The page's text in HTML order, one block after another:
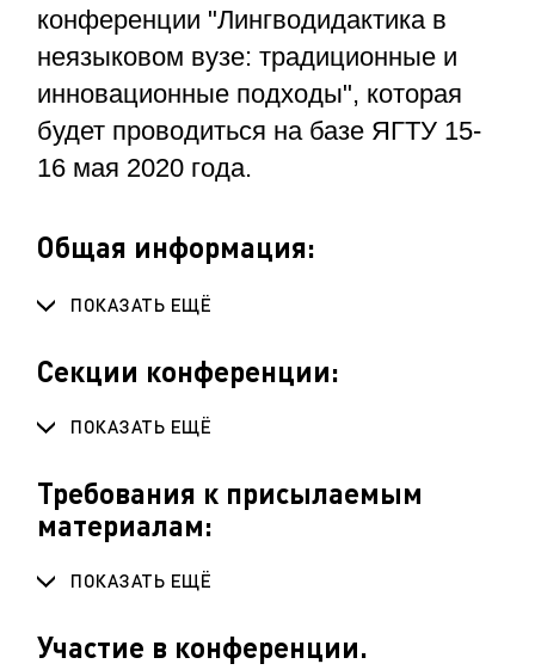
конференции "Лингводидактика в
неязыковом вузе: традиционные и
инновационные подходы", которая
будет проводиться на базе ЯГТУ 15-
16 мая 2020 года.
Общая информация:
ПОКАЗАТЬ ЕЩЁ
Секции конференции:
ПОКАЗАТЬ ЕЩЁ
Требования к присылаемым
материалам:
ПОКАЗАТЬ ЕЩЁ
Участие в конференции.